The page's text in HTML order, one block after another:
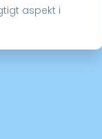
aspekt i